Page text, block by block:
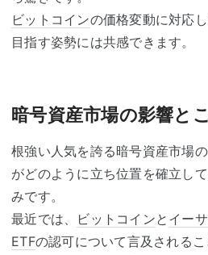
ビットコインの価格変動に対応
目指す姿勢には共感できます。
暗号資産市場の影響と
根強い人気を誇る暗号資産市場
がどのように立ち位置を確立し
みです。
最近では、
ビットコインと イー
ETFの認可について言及される